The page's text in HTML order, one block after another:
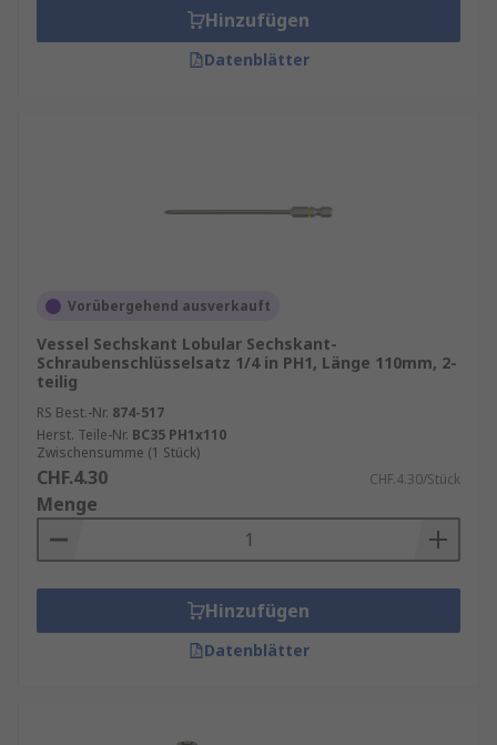
Hinzufügen
Datenblätter
Vorübergehend ausverkauft
Vessel Sechskant Lobular Sechskant-
Schraubenschlüsselsatz 1/4 in PH1, Länge 110mm, 2-
teilig
RS Best.-Nr. 874-517
Herst. Teile-Nr. BC35 PH1x110
Zwischensumme (1 Stück)
CHF.4.30 CHF.4.30/Stück
Menge
Hinzufügen
Datenblätter